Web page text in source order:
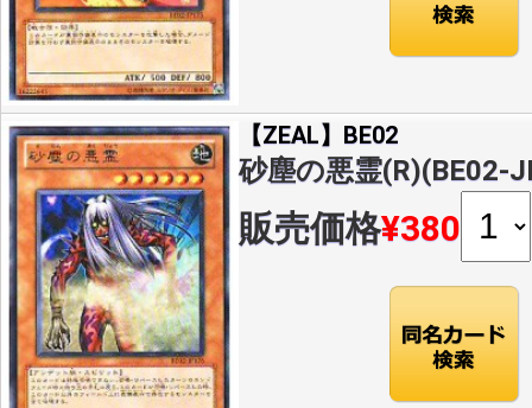
【ZEAL】BE02
砂塵の悪霊(R)(BE02-
販売価格¥380